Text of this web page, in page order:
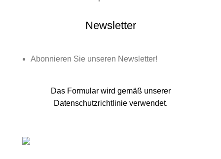
Newsletter
Abonnieren Sie unseren Newsletter!
Das Formular wird gemäß unserer
Datenschutzrichtlinie verwendet.